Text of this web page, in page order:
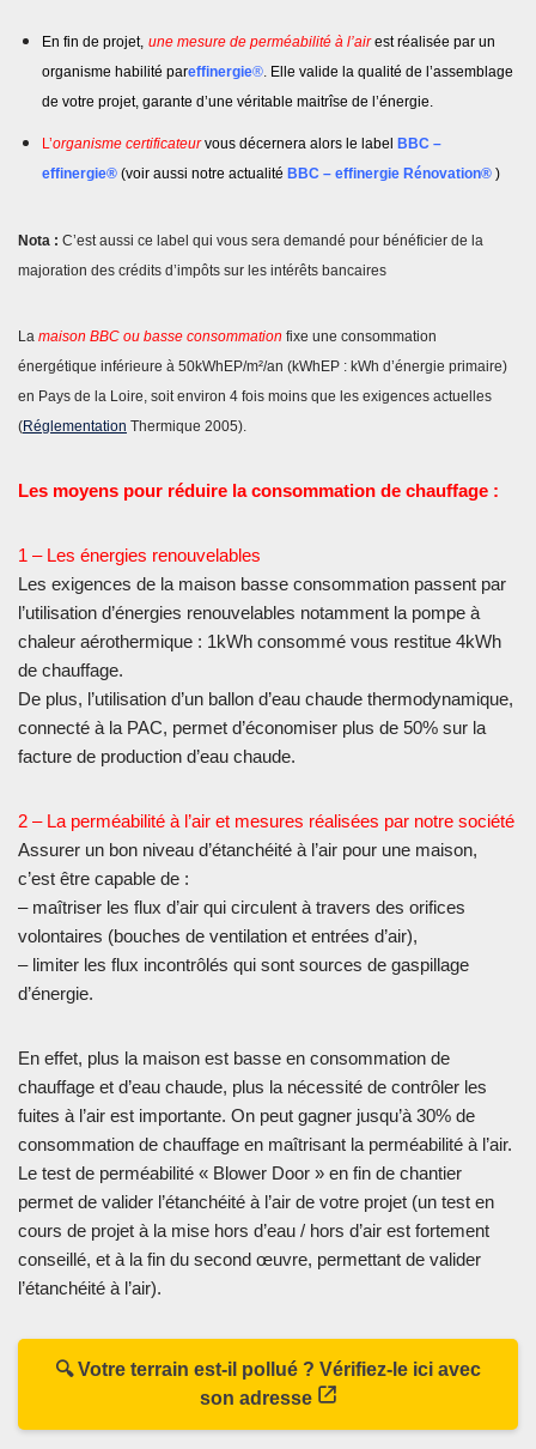
En fin de projet, une mesure de perméabilité à l’air est réalisée par un
organisme habilité pareffinergie®. Elle valide la qualité de l’assemblage
de votre projet, garante d’une véritable maitrîse de l’énergie.
L’organisme certificateurvous décernera alors le label BBC –
effinergie® (voir aussi notre actualité BBC – effinergie Rénovation® )
Nota : C’est aussi ce label qui vous sera demandé pour bénéficier de la
majoration des crédits d’impôts sur les intérêts bancaires
La maison BBC ou basse consommation fixe une consommation
énergétique inférieure à 50kWhEP/m²/an (kWhEP : kWh d’énergie primaire)
en Pays de la Loire, soit environ 4 fois moins que les exigences actuelles
(Réglementation Thermique 2005).
Les moyens pour réduire la consommation de chauffage :
1 – Les énergies renouvelables
Les exigences de la maison basse consommation passent par
l’utilisation d’énergies renouvelables notamment la pompe à
chaleur aérothermique : 1kWh consommé vous restitue 4kWh
de chauffage.
De plus, l’utilisation d’un ballon d’eau chaude thermodynamique,
connecté à la PAC, permet d’économiser plus de 50% sur la
facture de production d’eau chaude.
2 – La perméabilité à l’air et mesures réalisées par notre société
Assurer un bon niveau d’étanchéité à l’air pour une maison,
c’est être capable de :
– maîtriser les flux d’air qui circulent à travers des orifices
volontaires (bouches de ventilation et entrées d’air),
– limiter les flux incontrôlés qui sont sources de gaspillage
d’énergie.
En effet, plus la maison est basse en consommation de
chauffage et d’eau chaude, plus la nécessité de contrôler les
fuites à l’air est importante. On peut gagner jusqu’à 30% de
consommation de chauffage en maîtrisant la perméabilité à l’air.
Le test de perméabilité « Blower Door » en fin de chantier
permet de valider l’étanchéité à l’air de votre projet (un test en
cours de projet à la mise hors d’eau / hors d’air est fortement
conseillé, et à la fin du second œuvre, permettant de valider
l’étanchéité à l’air).
🔍 Votre terrain est-il pollué ? Vérifiez-le ici avec
son adresse